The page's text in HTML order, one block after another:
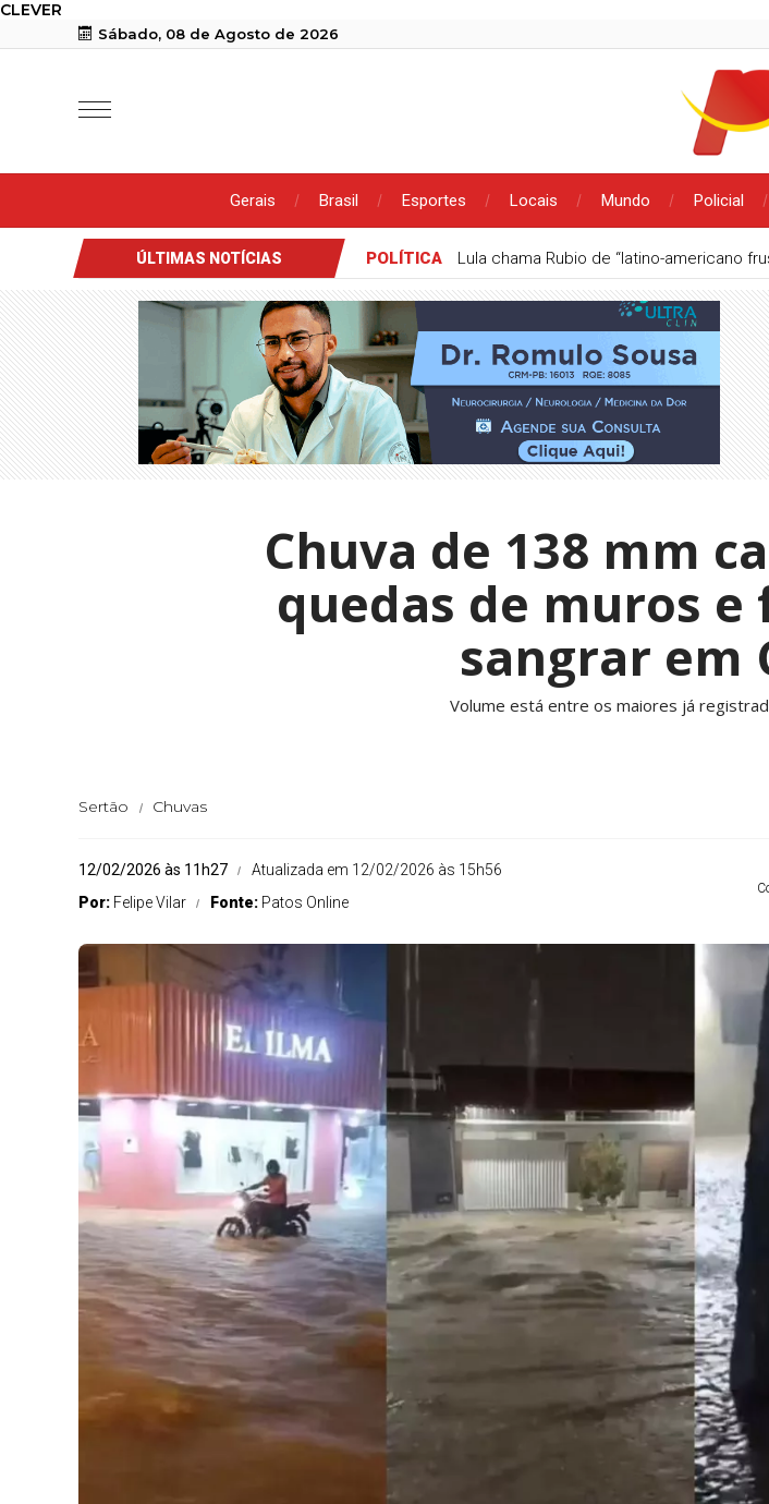
CLEVER
Sábado, 08 de Agosto de 2026
Gerais Brasil Esportes Locais Mundo Policial
ÚLTIMAS NOTÍCIAS POLÍTICA Lula chama Rubio de “latino-americano
Chuva de 138 mm
quedas de muros e
sangrar em
Volume está entre os maiores já
Sertão Chuvas
12/02/2026 às 11h27
Atualizada em 12/02/2026 às 15h56
Por: Felipe Vilar Fonte: Patos Online